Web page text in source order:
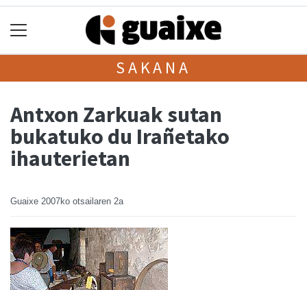
SAKANA
Antxon Zarkuak sutan
bukatuko du Irañetako
ihauterietan
Guaixe 2007ko otsailaren 2a